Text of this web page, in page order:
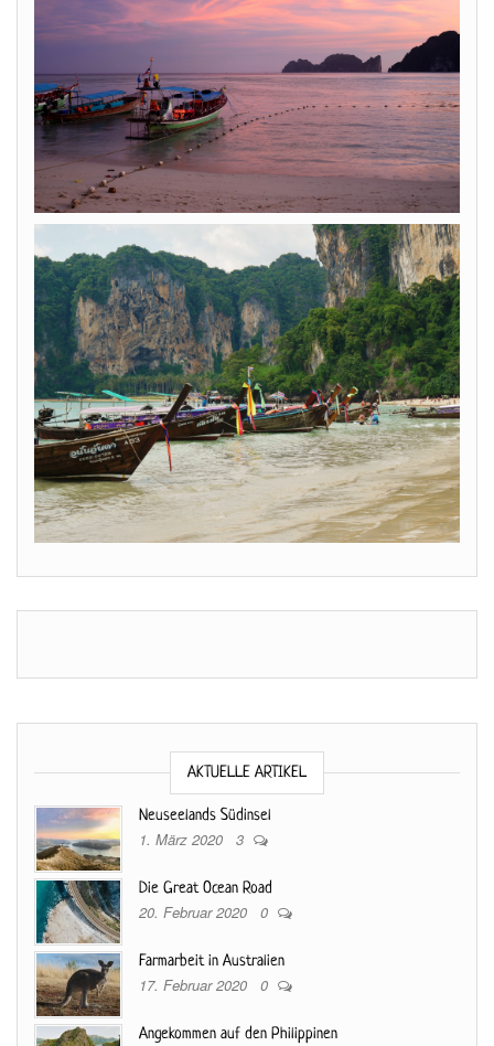
AKTUELLE ARTIKEL
Neuseelands Südinsel
1. März 2020 3
Die Great Ocean Road
20. Februar 2020 0
Farmarbeit in Australien
17. Februar 2020 0
Angekommen auf den Philippinen